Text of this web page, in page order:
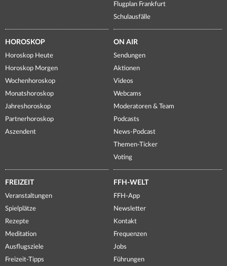
Flugplan Frankfurt
Schulausfälle
HOROSKOP
Horoskop Heute
Horoskop Morgen
Wochenhoroskop
Monatshoroskop
Jahreshoroskop
Partnerhoroskop
Aszendent
ON AIR
Sendungen
Aktionen
Videos
Webcams
Moderatoren & Team
Podcasts
News-Podcast
Themen-Ticker
Voting
FREIZEIT
Veranstaltungen
Spielplätze
Rezepte
Meditation
Ausflugsziele
Freizeit-Tipps
FFH-WELT
FFH-App
Newsletter
Kontakt
Frequenzen
Jobs
Führungen